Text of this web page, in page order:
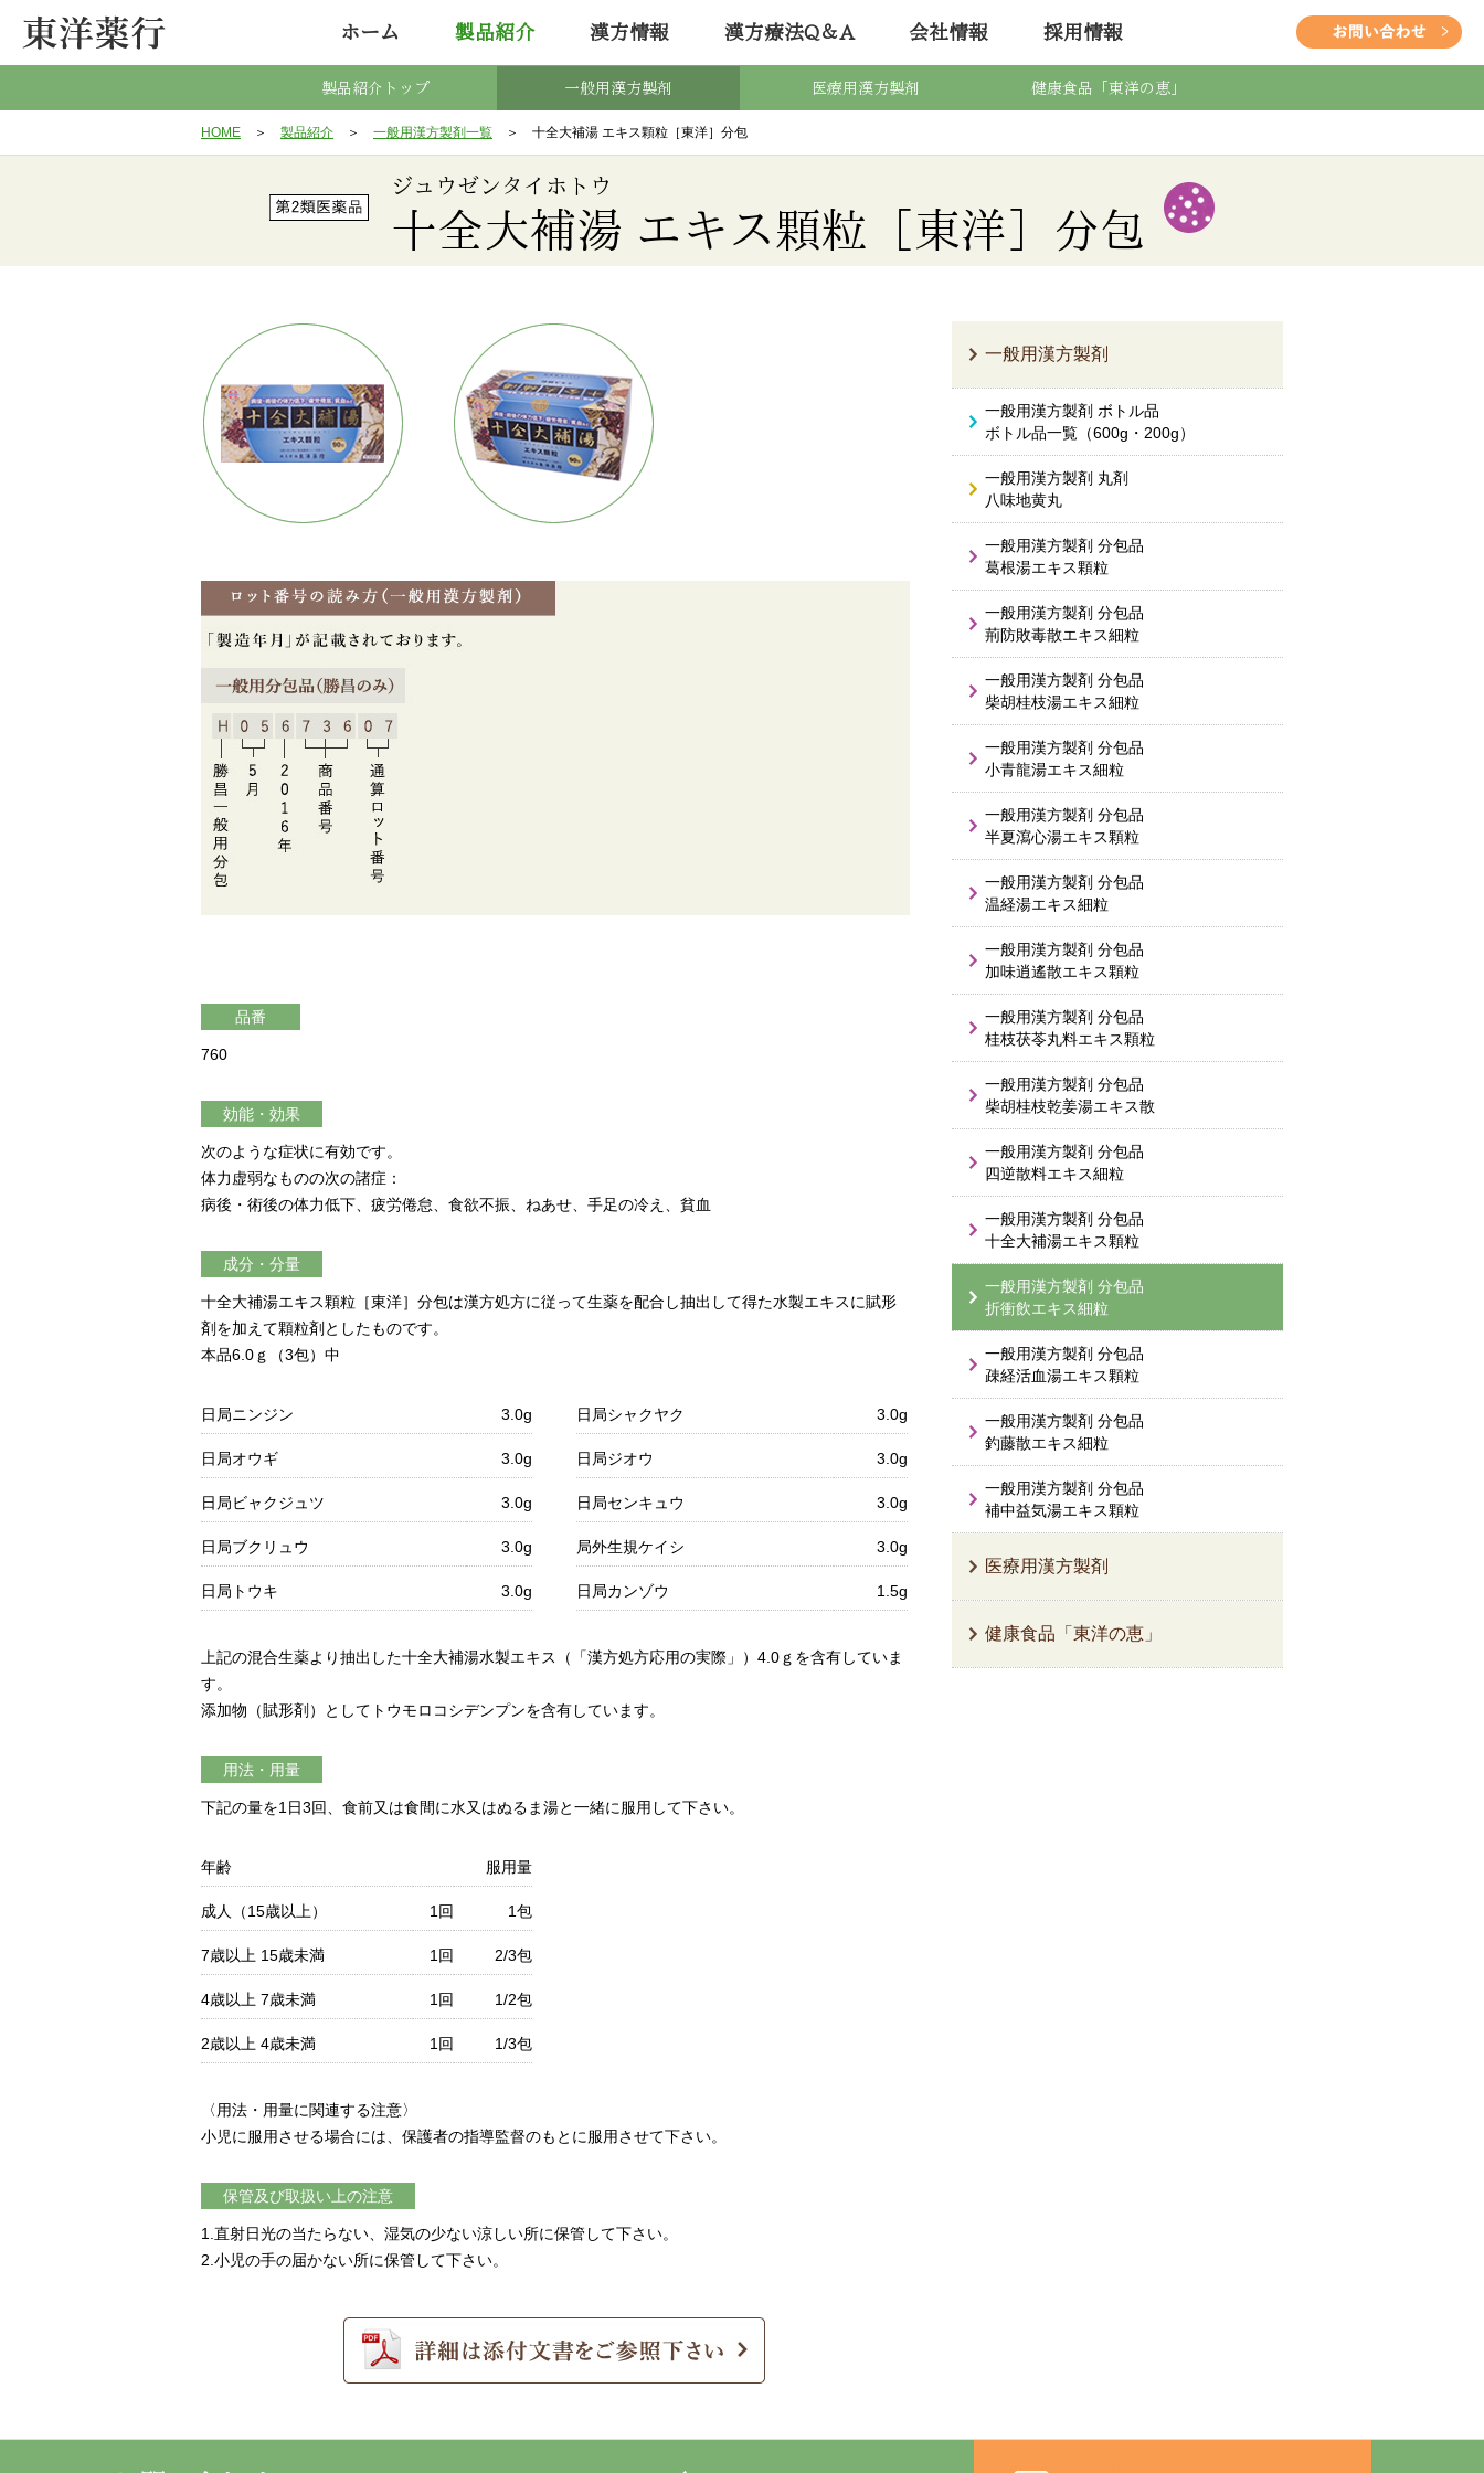
ホーム 製品紹介 漢方情報 漢方療法Q＆A 会社情報 採用情報
製品紹介トップ 一般用漢方製剤 医療用漢方製剤 健康食品「東洋の恵」
HOME＞製品紹介＞一般用漢方製剤一覧＞ 十全大補湯 エキス顆粒［東洋］分包
ジュウゼンタイホトウ
十全大補湯 エキス顆粒［東洋］分包
品番
760
効能・効果
次のような症状に有効です。
体力虚弱なものの次の諸症：
病後・術後の体力低下、疲労倦怠、食欲不振、ねあせ、手足の冷え、貧血
成分・分量
十全大補湯エキス顆粒［東洋］分包は漢方処方に従って生薬を配合し抽出して得た水製エキスに賦形
剤を加えて顆粒剤としたものです。
本品6.0ｇ（3包）中
日局ニンジン 3.0g
日局オウギ 3.0g
日局ビャクジュツ 3.0g
日局ブクリュウ 3.0g
日局トウキ 3.0g
日局シャクヤク 3.0g
日局ジオウ 3.0g
日局センキュウ 3.0g
局外生規ケイシ 3.0g
日局カンゾウ 1.5g
上記の混合生薬より抽出した十全大補湯水製エキス（「漢方処方応用の実際」）4.0ｇを含有していま
す。
添加物（賦形剤）としてトウモロコシデンプンを含有しています。
用法・用量
下記の量を1日3回、食前又は食間に水又はぬるま湯と一緒に服用して下さい。
年齢 服用量
成人（15歳以上） 1回 1包
7歳以上 15歳未満 1回 2/3包
4歳以上 7歳未満 1回 1/2包
2歳以上 4歳未満 1回 1/3包
〈用法・用量に関連する注意〉
小児に服用させる場合には、保護者の指導監督のもとに服用させて下さい。
保管及び取扱い上の注意
1.直射日光の当たらない、湿気の少ない涼しい所に保管して下さい。
2.小児の手の届かない所に保管して下さい。
一般用漢方製剤
一般用漢方製剤 ボトル品
ボトル品一覧（600g・200g）
一般用漢方製剤 丸剤
八味地黄丸
一般用漢方製剤 分包品
葛根湯エキス顆粒
一般用漢方製剤 分包品
荊防敗毒散エキス細粒
一般用漢方製剤 分包品
柴胡桂枝湯エキス細粒
一般用漢方製剤 分包品
小青龍湯エキス細粒
一般用漢方製剤 分包品
半夏瀉心湯エキス顆粒
一般用漢方製剤 分包品
温経湯エキス細粒
一般用漢方製剤 分包品
加味逍遙散エキス顆粒
一般用漢方製剤 分包品
桂枝茯苓丸料エキス顆粒
一般用漢方製剤 分包品
柴胡桂枝乾姜湯エキス散
一般用漢方製剤 分包品
四逆散料エキス細粒
一般用漢方製剤 分包品
十全大補湯エキス顆粒
一般用漢方製剤 分包品
折衝飲エキス細粒
一般用漢方製剤 分包品
疎経活血湯エキス顆粒
一般用漢方製剤 分包品
釣藤散エキス細粒
一般用漢方製剤 分包品
補中益気湯エキス顆粒
医療用漢方製剤
健康食品「東洋の恵」